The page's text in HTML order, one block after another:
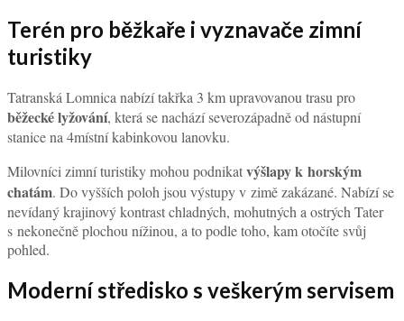
Terén pro běžkaře i vyznavače zimní
turistiky
Tatranská Lomnica nabízí takřka 3 km upravovanou trasu pro
běžecké lyžování, která se nachází severozápadně od nástupní
stanice na 4místní kabinkovou lanovku.
Milovníci zimní turistiky mohou podnikatvýšlapy k horským
chatám. Do vyšších poloh jsou výstupy v zimě zakázané. Nabízí se
nevídaný krajinový kontrast chladných, mohutných a ostrých Tater
s nekonečně plochou nížinou, a to podle toho, kam otočíte svůj
pohled.
Moderní středisko s veškerým servisem